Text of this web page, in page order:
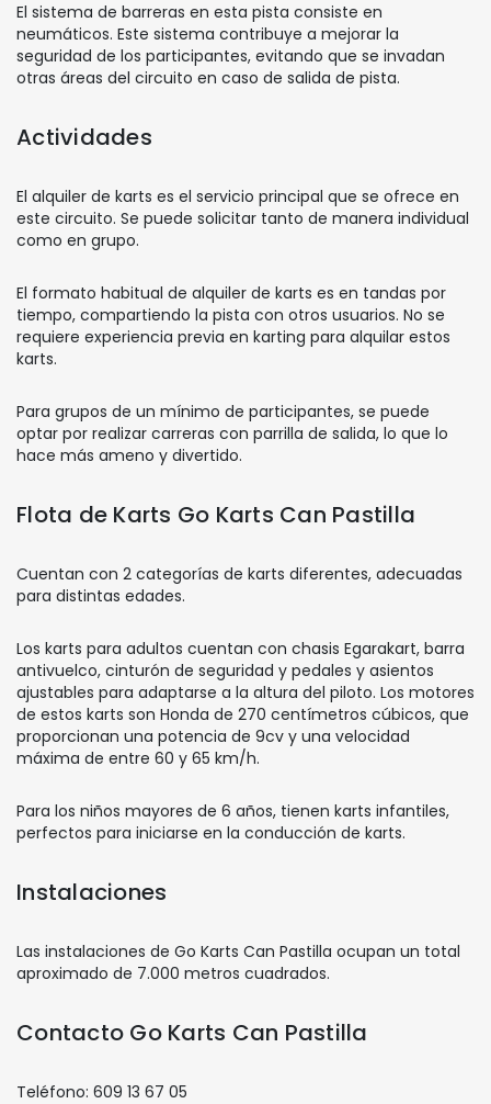
El sistema de barreras en esta pista consiste en
neumáticos. Este sistema contribuye a mejorar la
seguridad de los participantes, evitando que se invadan
otras áreas del circuito en caso de salida de pista.
Actividades
El alquiler de karts es el servicio principal que se ofrece en
este circuito. Se puede solicitar tanto de manera individual
como en grupo.
El formato habitual de alquiler de karts es en tandas por
tiempo, compartiendo la pista con otros usuarios. No se
requiere experiencia previa en karting para alquilar estos
karts.
Para grupos de un mínimo de participantes, se puede
optar por realizar carreras con parrilla de salida, lo que lo
hace más ameno y divertido.
Flota de Karts Go Karts Can Pastilla
Cuentan con 2 categorías de karts diferentes, adecuadas
para distintas edades.
Los karts para adultos cuentan con chasis Egarakart, barra
antivuelco, cinturón de seguridad y pedales y asientos
ajustables para adaptarse a la altura del piloto. Los motores
de estos karts son Honda de 270 centímetros cúbicos, que
proporcionan una potencia de 9cv y una velocidad
máxima de entre 60 y 65 km/h.
Para los niños mayores de 6 años, tienen karts infantiles,
perfectos para iniciarse en la conducción de karts.
Instalaciones
Las instalaciones de Go Karts Can Pastilla ocupan un total
aproximado de 7.000 metros cuadrados.
Contacto Go Karts Can Pastilla
Teléfono: 609 13 67 05